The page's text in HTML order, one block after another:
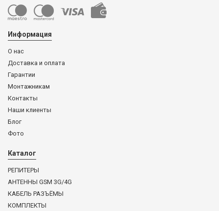
Информация
О нас
Доставка и оплата
Гарантии
Монтажникам
Контакты
Наши клиенты
Блог
Фото
Каталог
РЕПИТЕРЫ
АНТЕННЫ GSM 3G/4G
КАБЕЛЬ РАЗЪЁМЫ
КОМПЛЕКТЫ